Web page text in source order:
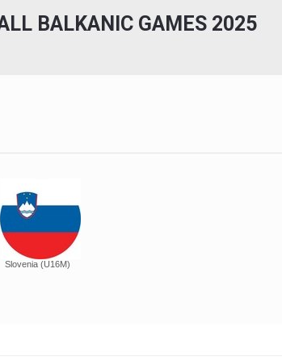
BALKANIC GAMES 2025
Slovenia (U16M)